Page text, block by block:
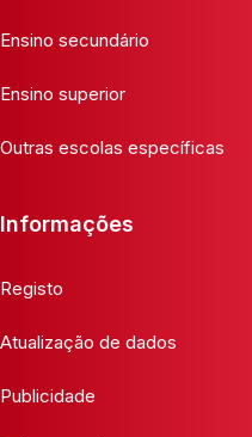
Ensino secundário
Ensino superior
Outras escolas específicas
Informações
Registo
Atualização de dados
Publicidade